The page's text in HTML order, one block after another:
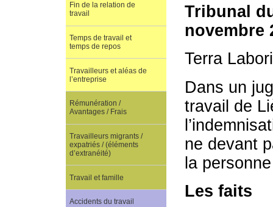
Tribunal
novembre
Terra
Dans un
travail de
ne devant
la
Les faits
Fin de la relation de
travail
Temps de travail et
temps de repos
Travailleurs et aléas de
l’entreprise
Rémunération /
Avantages / Frais
Travailleurs migrants /
expatriés / (éléments
d’extranéité)
Travail et famille
Accidents du travail